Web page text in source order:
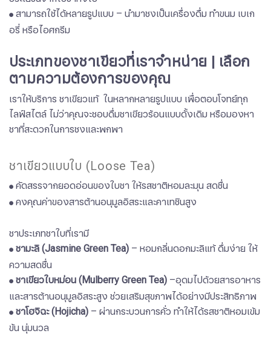
● สามารถใช้ได้หลายรูปแบบ – นำมาชงเป็นเครื่องดื่ม ทำขนม เบเก
อรี่ หรือไอศกรีม
ประเภทของชาเขียวที่เราจำหน่าย | เลือก
ตามความต้องการของคุณ
เราให้บริการ ชาเขียวแท้ ในหลากหลายรูปแบบ เพื่อตอบโจทย์ทุก
ไลฟ์สไตล์ ไม่ว่าคุณจะชอบดื่มชาเขียวร้อนแบบดั้งเดิม หรือมองหา
ชาที่สะดวกในการชงและพกพา​​​​​​​
ชาเขียวแบบใบ (Loose Tea)
● ​​​​​​​คัดสรรจากยอดอ่อนของใบชา ให้รสชาติหอมละมุน สดชื่น
● คงคุณค่าของสารต้านอนุมูลอิสระและคาเทชินสูง​​​​​​​
ชาประเภทชาใบที่เรามี
● ชามะลิ (Jasmine Green Tea) – หอมกลิ่นดอกมะลิแท้ ดื่มง่าย ให้
ความสดชื่น
● ชาเขียวใบหม่อน (Mulberry Green Tea) –อุดมไปด้วยสารอาหาร
และสารต้านอนุมูลอิสระสูง ช่วยเสริมสุขภาพได้อย่างมีประสิทธิภาพ
● ชาโฮจิฉะ (Hojicha) – ผ่านกระบวนการคั่ว ทำให้ได้รสชาติหอมเข้ม
ข้น นุ่มนวล